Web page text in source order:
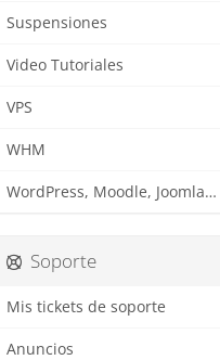
Suspensiones
Video Tutoriales
VPS
WHM
WordPress, Moodle, Joomla, Prestashop y otros CMS
Soporte
Mis tickets de soporte
Anuncios